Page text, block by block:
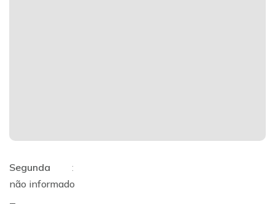
Segunda
:
não informado